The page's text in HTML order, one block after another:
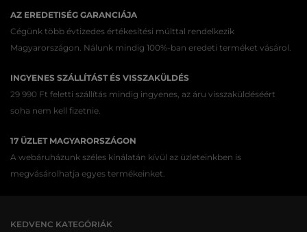
AZ EREDETISÉG GARANCIÁJA
Cégünk több évtizedes értékesítési múlttal rendelkezik
Magyarországon. Nálunk mindig 100%-ban eredeti terméket vásárol.
INGYENES SZÁLLÍTÁST ÉS VISSZAKÜLDÉS
29 990 Ft feletti szállítás mindig ingyenes, az áru visszaküldéséért
soha nem kell fizetnie.
17 ÜZLET MAGYARORSZÁGON
A webáruházunk széles kínálatán kívül az üzleteinkben is
megvásárolhatja egyes termékeinket.
KEDVENC KATEGÓRIÁK